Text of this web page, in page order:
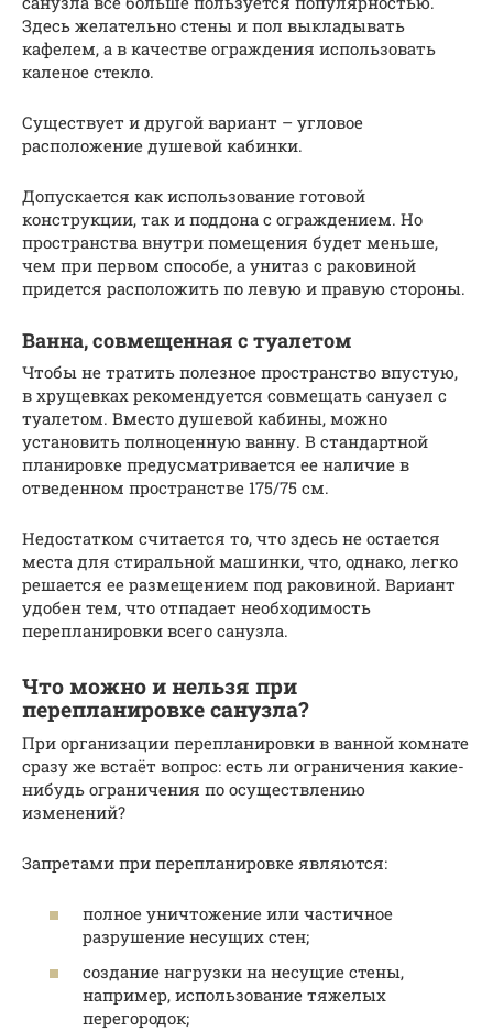
Здесь желательно стены и пол выкладывать
кафелем, а в качестве ограждения использовать
каленое стекло.
Существует и другой вариант – угловое
расположение душевой кабинки.
Допускается как использование готовой
конструкции, так и поддона с ограждением. Но
пространства внутри помещения будет меньше,
чем при первом способе, а унитаз с раковиной
придется расположить по левую и правую стороны.
Ванна, совмещенная с туалетом
Чтобы не тратить полезное пространство впустую,
в хрущевках рекомендуется совмещать санузел с
туалетом. Вместо душевой кабины, можно
установить полноценную ванну. В стандартной
планировке предусматривается ее наличие в
отведенном пространстве 175/75 см.
Недостатком считается то, что здесь не остается
места для стиральной машинки, что, однако, легко
решается ее размещением под раковиной. Вариант
удобен тем, что отпадает необходимость
перепланировки всего санузла.
Что можно и нельзя при
перепланировке санузла?
При организации перепланировки в ванной комнате
сразу же встаёт вопрос: есть ли ограничения какие-
нибудь ограничения по осуществлению
изменений?
Запретами при перепланировке являются:
полное уничтожение или частичное
разрушение несущих стен;
создание нагрузки на несущие стены,
например, использование тяжелых
перегородок;